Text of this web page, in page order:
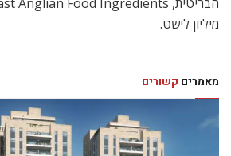
מיליון לישט.
מאמרים קשורים